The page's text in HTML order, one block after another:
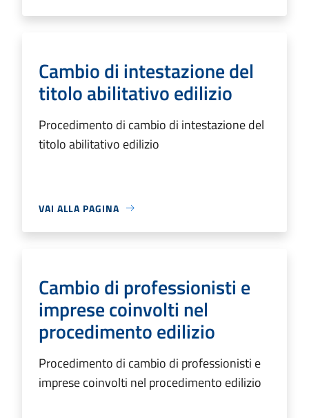
Cambio di intestazione del
titolo abilitativo edilizio
Procedimento di cambio di intestazione del
titolo abilitativo edilizio
VAI ALLA PAGINA
Cambio di professionisti e
imprese coinvolti nel
procedimento edilizio
Procedimento di cambio di professionisti e
imprese coinvolti nel procedimento edilizio